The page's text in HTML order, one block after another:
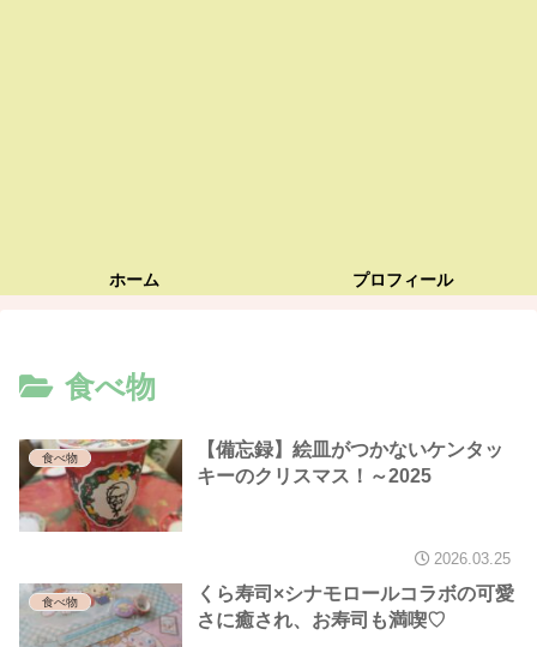
ホーム プロフィール
食べ物
食べ物
【備忘録】絵皿がつかないケンタッ
キーのクリスマス！～2025
2026.03.25
食べ物
くら寿司×シナモロールコラボの可愛
さに癒され、お寿司も満喫♡